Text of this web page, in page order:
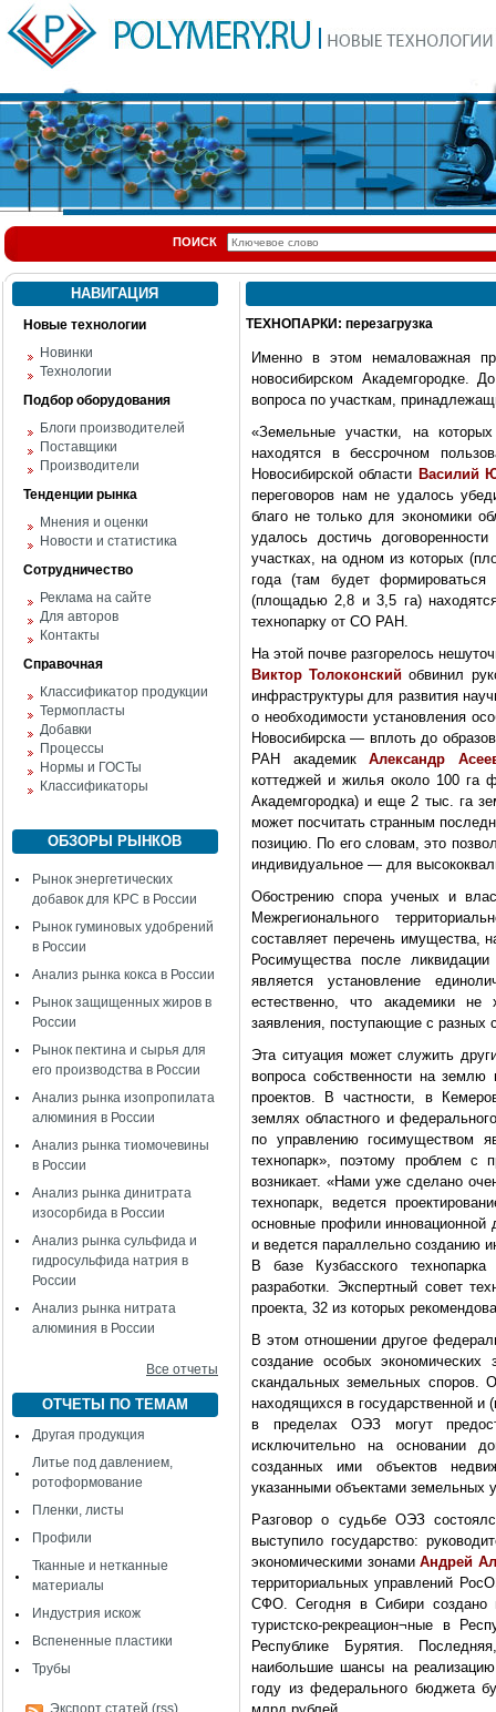
ПОИСК
НАВИГАЦИЯ
Новые технологии
Новинки
Технологии
Подбор оборудования
Блоги производителей
Поставщики
Производители
Тенденции рынка
Мнения и оценки
Новости и статистика
Сотрудничество
Реклама на сайте
Для авторов
Контакты
Справочная
Классификатор продукции
Термопласты
Добавки
Процессы
Нормы и ГОСТы
Классификаторы
ОБЗОРЫ РЫНКОВ
Рынок энергетических
добавок для КРС в России
Рынок гуминовых удобрений
в России
Анализ рынка кокса в России
Рынок защищенных жиров в
России
Рынок пектина и сырья для
его производства в России
Анализ рынка изопропилата
алюминия в России
Анализ рынка тиомочевины
в России
Анализ рынка динитрата
изосорбида в России
Анализ рынка сульфида и
гидросульфида натрия в
России
Анализ рынка нитрата
алюминия в России
Все отчеты
ОТЧЕТЫ ПО ТЕМАМ
Другая продукция
Литье под давлением,
ротоформование
Пленки, листы
Профили
Тканные и нетканные
материалы
Индустрия искож
Вспененные пластики
Трубы
Экспорт статей (rss)
ТЕХНОПАРКИ: перезагрузка
Именно в этом немаловажная
новосибирском Академгородке.
вопроса по участкам,
«Земельные участки, на которых
находятся в бессрочном
Новосибирской области Василий
переговоров нам не удалось
благо не только для экономики
удалось достичь
участках, на одном из которых
года (там будет формироваться
(площадью 2,8 и 3,5 га)
технопарку от СО РАН.
На этой почве разгорелось
Виктор Толоконский обвинил
инфраструктуры для развития
о необходимости установления
Новосибирска — вплоть до
РАН академикАлександр
коттеджей и жилья около 100 га
Академгородка) и еще 2 тыс. га
может посчитать странным
позицию. По его словам, это
индивидуальное — для
Обострению спора ученых и
Межрегионального
составляет перечень имущества,
Росимущества после
является установление
естественно, что академики
заявления, поступающие с разных
Эта ситуация может служить
вопроса собственности на
проектов. В частности, в
землях областного и
по управлению госимуществом
технопарк», поэтому проблем с
возникает. «Нами уже сделано
технопарк, ведется
основные профили инновационной
и ведется параллельно созданию
В базе Кузбасского
разработки. Экспертный совет
проекта, 32 из которых
В этом отношении другое
создание особых
скандальных земельных споров.
находящихся в государственной и
в пределах ОЭЗ могут
исключительно на основании
созданных ими объектов
указанными объектами земельных
Разговор о судьбе ОЭЗ
выступило государство:
экономическими зонамиАндрей
территориальных управлений
СФО. Сегодня в Сибири создано
туристско-рекреацион¬ные в
Республике Бурятия.
наибольшие шансы на
году из федерального бюджета